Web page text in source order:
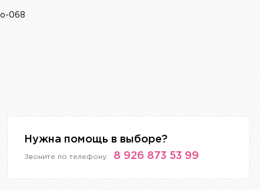
068
Нужна помощь в выборе?
Звоните по телефону: 8 926 873 53 99